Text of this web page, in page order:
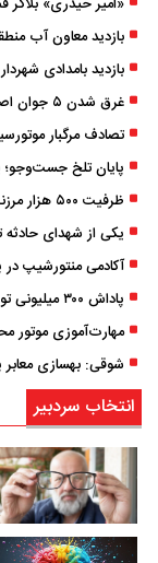
غرق شدن ۵ جوان اصفهانی در سواحل رامسر
انتخاب سردبیر